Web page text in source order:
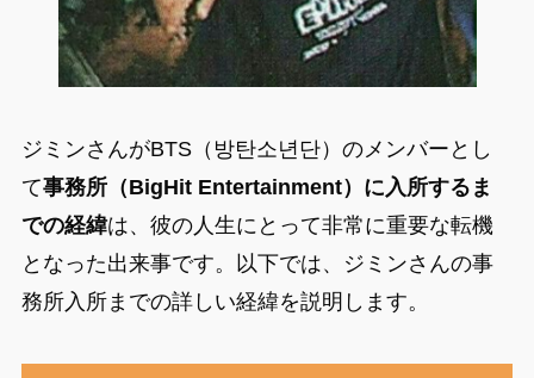
ジミンさんがBTS（방탄소년단）のメンバーとし
て事務所（BigHit Entertainment）に入所するま
での経緯は、彼の人生にとって非常に重要な転機
となった出来事です。以下では、ジミンさんの事
務所入所までの詳しい経緯を説明します。